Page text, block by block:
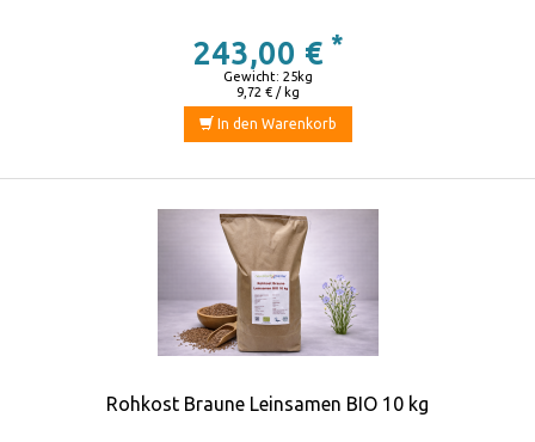
243,00 € *
9,72 € / kg
Gewicht: 25kg
In den Warenkorb
Rohkost Braune Leinsamen BIO 10 kg